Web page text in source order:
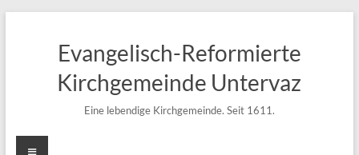
Evangelisch-Reformierte
Kirchgemeinde Untervaz
Eine lebendige Kirchgemeinde. Seit 1611.
Menü